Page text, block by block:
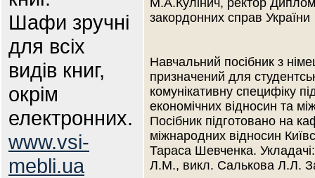
Шафи зручні
для всіх
видів книг,
окрім
електронних.
www.vsi-
mebli.ua
М.А.Кулінич, ректор
закордонних справ України
Навчальний посібник з
призначений для
комунікативну специфіку
економічних відносин та
Посібник підготовано на
міжнародних відносин
Тараса Шевченка.
Л.М., викл. Салькова Л.Л.